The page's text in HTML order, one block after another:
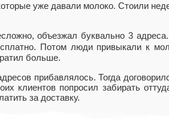
уже давали молоко. Стоили
объезжал буквально 3
Потом люди привыкали к
больше.
прибавлялось. Тогда
клиентов попросил забирать
за доставку.